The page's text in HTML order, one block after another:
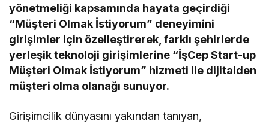
yönetmeliği kapsamında hayata geçirdiği
“Müşteri Olmak İstiyorum” deneyimini
girişimler için özelleştirerek, farklı şehirlerde
yerleşik teknoloji girişimlerine “İşCep Start-up
Müşteri Olmak İstiyorum” hizmeti ile dijitalden
müşteri olma olanağı sunuyor.
Girişimcilik dünyasını yakından tanıyan,